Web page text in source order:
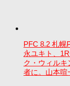
PFC 8.2 札幌
永ユキト、
ク・ウィル
者に。山本喧